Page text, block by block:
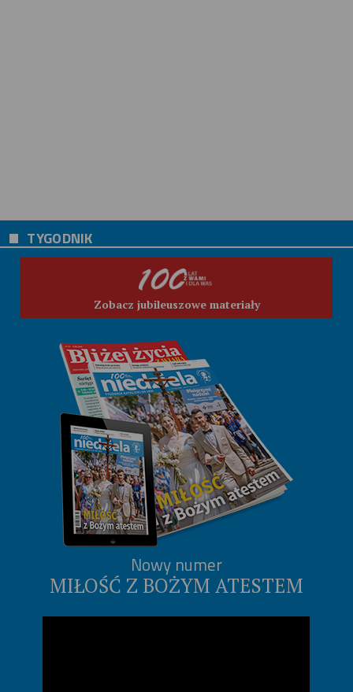
TYGODNIK
Zobacz jubileuszowe materiały
Nowy numer
MIŁOŚĆ Z BOŻYM ATESTEM